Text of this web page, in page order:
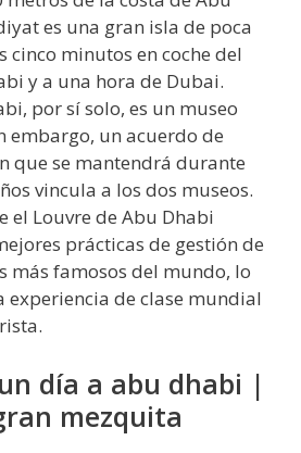
es una gran isla de poca
cinco minutos en coche del
y a una hora de Dubai.
por sí solo, es un museo
embargo, un acuerdo de
que se mantendrá durante
vincula a los dos museos.
el Louvre de Abu Dhabi
prácticas de gestión de
más famosos del mundo, lo
de clase mundial
día a abu dhabi |
mezquita